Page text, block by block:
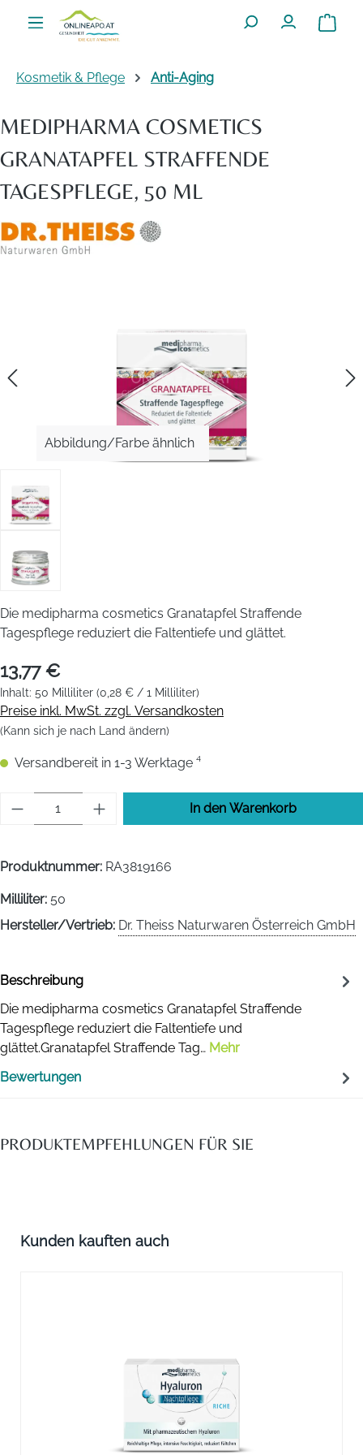
Zum Hauptinhalt springen
Kosmetik & Pflege Anti-Aging
MEDIPHARMA COSMETICS
GRANATAPFEL STRAFFENDE
TAGESPFLEGE, 50 ML
Abbildung/Farbe ähnlich
Die medipharma cosmetics Granatapfel Straffende
Tagespflege reduziert die Faltentiefe und glättet.
13,77 €
Inhalt: 50 Milliliter (0,28 € / 1 Milliliter)
Preise inkl. MwSt. zzgl. Versandkosten
(Kann sich je nach Land ändern)
Versandbereit in 1-3 Werktage ⁴
Produkt Anzahl: Gib den gewünschten
In den Warenkorb
Produktnummer: RA3819166
Milliliter: 50
Hersteller/Vertrieb: Dr. Theiss Naturwaren Österreich GmbH
Beschreibung
Die medipharma cosmetics Granatapfel Straffende
Tagespflege reduziert die Faltentiefe und
glättet.Granatapfel Straffende Tag… Mehr
Bewertungen
PRODUKTEMPFEHLUNGEN FÜR SIE
Produktgalerie überspringen
Kunden kauften auch